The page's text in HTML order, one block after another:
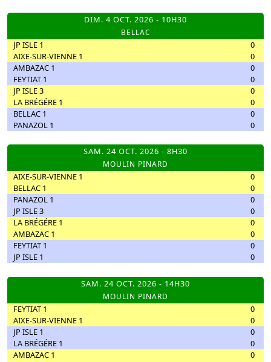
DIM. 4 OCT. 2026 - 10H30
BELLAC
JP ISLE 1
0
AIXE-SUR-VIENNE 1
0
AMBAZAC 1
0
FEYTIAT 1
0
JP ISLE 3
0
LA BRÉGÉRE 1
0
BELLAC 1
0
PANAZOL 1
0
SAM. 24 OCT. 2026 - 8H30
MOULIN PINARD
AIXE-SUR-VIENNE 1
0
BELLAC 1
0
PANAZOL 1
0
JP ISLE 3
0
LA BRÉGÉRE 1
0
AMBAZAC 1
0
FEYTIAT 1
0
JP ISLE 1
0
SAM. 24 OCT. 2026 - 14H30
MOULIN PINARD
FEYTIAT 1
0
AIXE-SUR-VIENNE 1
0
JP ISLE 1
0
LA BRÉGÉRE 1
0
AMBAZAC 1
0